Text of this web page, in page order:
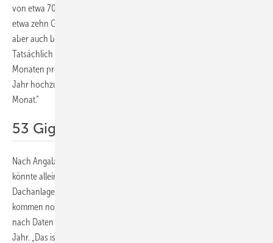
von etwa 70.000 Wechselrichtern. „Das entspricht einer Leistung von
etwa zehn Gigawatt pro Jahr“, erklärt Harald Scherleitner. „Wir haben
aber auch bereits simuliert, wie wir die Kapazitäten ausbauen können.
Tatsächlich sind wir in der Lage, innerhalb von sechs bis zwölf
Monaten problemlos die Kapazitäten auf 17 Gigawatt Leistung pro
Jahr hochzufahren. Das entspricht 115.000 Wechselrichtern pro
Monat.“
53 Gigawatt für Europa
Nach Angaben von Christoph Podewils, Generalsekretär des ESMC,
könnte allein Fronius damit rund die Hälfte des Marktes für
Dachanlagen auf Wohngebäuden und im Gewerbe abdecken. Dazu
kommen noch die Kapazitäten der anderen Hersteller. Diese liegen
nach Daten von S&P Global Energy bei mehr als 100 Gigawatt pro
Jahr. „Das ist allerdings nicht alles für Europa bestimmt. Aber S&P